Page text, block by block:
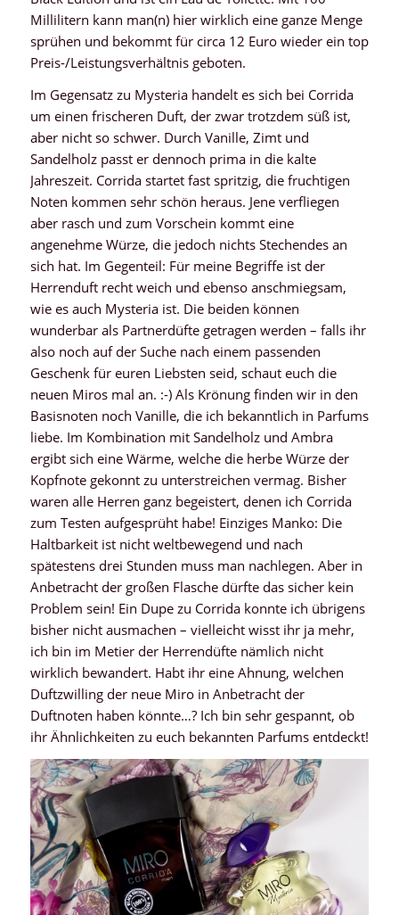
Millilitern kann man(n) hier wirklich eine ganze Menge
sprühen und bekommt für circa 12 Euro wieder ein top
Preis-/Leistungsverhältnis geboten.
Im Gegensatz zu Mysteria handelt es sich bei Corrida
um einen frischeren Duft, der zwar trotzdem süß ist,
aber nicht so schwer. Durch Vanille, Zimt und
Sandelholz passt er dennoch prima in die kalte
Jahreszeit. Corrida startet fast spritzig, die fruchtigen
Noten kommen sehr schön heraus. Jene verfliegen
aber rasch und zum Vorschein kommt eine
angenehme Würze, die jedoch nichts Stechendes an
sich hat. Im Gegenteil: Für meine Begriffe ist der
Herrenduft recht weich und ebenso anschmiegsam,
wie es auch Mysteria ist. Die beiden können
wunderbar als Partnerdüfte getragen werden – falls ihr
also noch auf der Suche nach einem passenden
Geschenk für euren Liebsten seid, schaut euch die
neuen Miros mal an. :-) Als Krönung finden wir in den
Basisnoten noch Vanille, die ich bekanntlich in Parfums
liebe. Im Kombination mit Sandelholz und Ambra
ergibt sich eine Wärme, welche die herbe Würze der
Kopfnote gekonnt zu unterstreichen vermag. Bisher
waren alle Herren ganz begeistert, denen ich Corrida
zum Testen aufgesprüht habe! Einziges Manko: Die
Haltbarkeit ist nicht weltbewegend und nach
spätestens drei Stunden muss man nachlegen. Aber in
Anbetracht der großen Flasche dürfte das sicher kein
Problem sein! Ein Dupe zu Corrida konnte ich übrigens
bisher nicht ausmachen – vielleicht wisst ihr ja mehr,
ich bin im Metier der Herrendüfte nämlich nicht
wirklich bewandert. Habt ihr eine Ahnung, welchen
Duftzwilling der neue Miro in Anbetracht der
Duftnoten haben könnte…? Ich bin sehr gespannt, ob
ihr Ähnlichkeiten zu euch bekannten Parfums entdeckt!